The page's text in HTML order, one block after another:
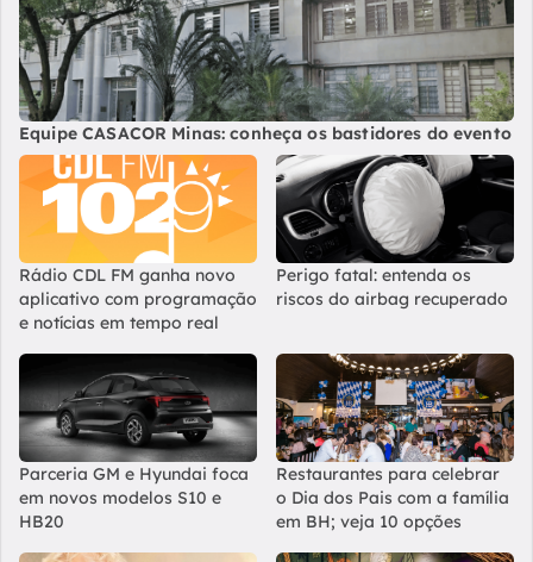
Equipe CASACOR Minas: conheça os bastidores do evento
Rádio CDL FM ganha novo
aplicativo com programação
e notícias em tempo real
Perigo fatal: entenda os
riscos do airbag recuperado
Parceria GM e Hyundai foca
em novos modelos S10 e
HB20
Restaurantes para celebrar
o Dia dos Pais com a família
em BH; veja 10 opções